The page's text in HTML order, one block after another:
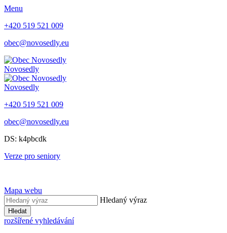
Menu
+420 519 521 009
obec@novosedly.eu
Novosedly
Novosedly
+420 519 521 009
obec@novosedly.eu
DS: k4pbcdk
Verze pro seniory
Mapa webu
Hledaný výraz
Hledat
rozšířené vyhledávání